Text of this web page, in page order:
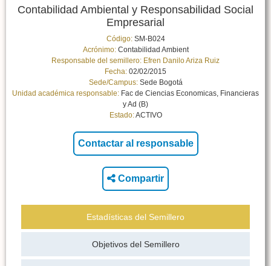
Contabilidad Ambiental y Responsabilidad Social
Empresarial
Código:SM-B024
Acrónimo:Contabilidad Ambient
Responsable del semillero: Efren Danilo Ariza Ruiz
Fecha: 02/02/2015
Sede/Campus:Sede Bogotá
Unidad académica responsable: Fac de Ciencias Economicas, Financieras
y Ad (B)
Estado:ACTIVO
Compartir
Estadísticas del Semillero
Objetivos del Semillero